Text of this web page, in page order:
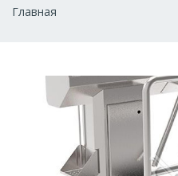
Строка
Главная